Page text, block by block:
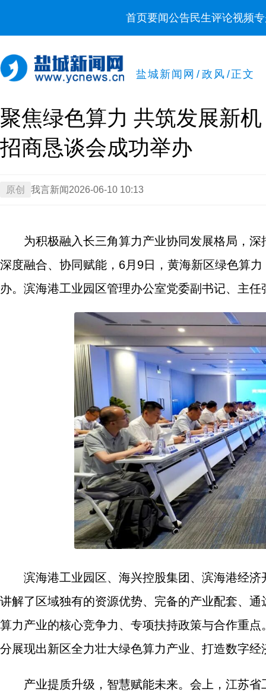
首页要闻公告民生评论视频
盐城新闻网 / 政风 /正文
聚焦绿色算力 共筑发展新
招商恳谈会成功举办
原创 我言新闻 2026-06-10 10:13
为积极融入长三角算力产业协同发展格局，
深度融合、协同赋能，6月9日，黄海新区绿色算
办。滨海港工业园区管理办公室党委副书记、主
滨海港工业园区、海兴控股集团、滨海港经
讲解了区域独有的资源优势、完备的产业配套、
算力产业的核心竞争力、专项扶持政策与合作重
分展现出新区全力壮大绿色算力产业、打造数字
产业提质升级，智慧赋能未来。会上，江苏